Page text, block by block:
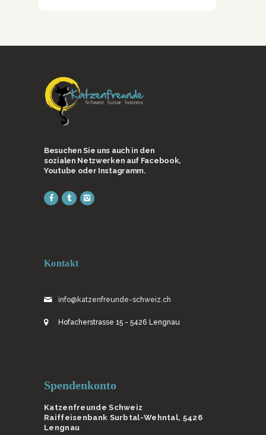
Besuchen Sie uns auch in den
sozialen Netzwerken auf Facebook,
Youtube oder Instagramm.
Kontakt
info@katzenfreunde-schweiz.ch
Hofacherstrasse 15 - 5426 Lengnau
Spendenkonto
Katzenfreunde Schweiz
Raiffeisenbank Surbtal-Wehntal, 5426
Lengnau